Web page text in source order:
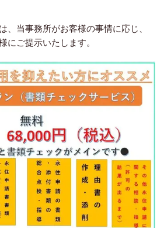
、当事務所がお客様の事情に応じ、
にご提示いたします。